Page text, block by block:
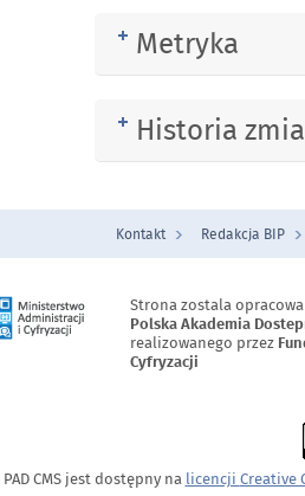
Rozwiń
Metryka
Rozwiń
Historia
Kontakt Redakcja BIP
Strona zostala
Polska Akademia
realizowanego przez
Cyfryzacji
PAD CMS jest dostępny na licencji Creative